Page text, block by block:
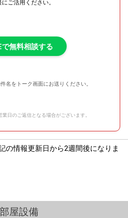
にご活用ください。
で無料相談する
名をトーク画面にお送りください。
日のご返信となる場合がございます。
の情報更新日から2週間後になりま
部屋設備